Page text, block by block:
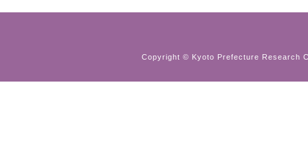
Copyright © Kyoto Prefecture Research